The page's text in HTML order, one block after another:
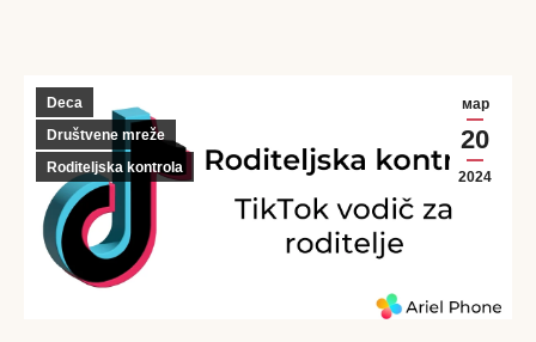
мар
20
2024
Deca
Društvene mreže
Roditeljska kontrola